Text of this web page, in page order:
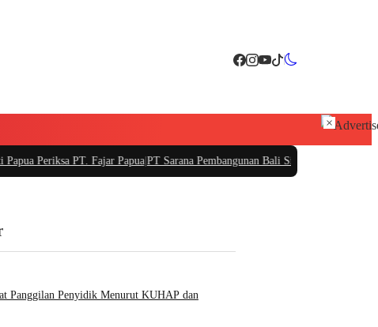
PT. Fajar Papua|PT Sarana Pembangunan Bali Siapkan Investasi Rp250 Miliar,
Panggilan Penyidik Menurut KUHAP dan
×